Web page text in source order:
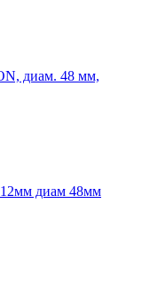
диам. 48 мм,
12мм диам 48мм